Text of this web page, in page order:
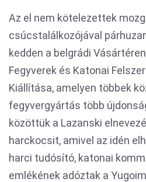
Az el nem kötelezettek
csúcstalálkozójával
kedden a belgrádi
Fegyverek és Katonai
Kiállítása, amelyen többek
fegyvergyártás több
közöttük a Lazanski
harckocsit, amivel az idén
harci tudósító, katonai
emlékének adóztak a